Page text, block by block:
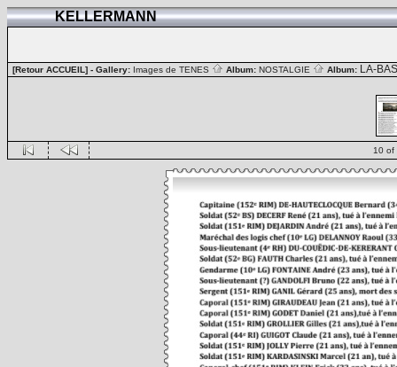
KELLERMANN
[Retour ACCUEIL] - Gallery: Images de TENES Album: NOSTALGIE Album: LA-BAS
10 of